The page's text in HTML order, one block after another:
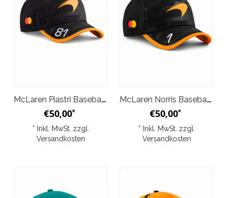
McLaren Piastri Baseballkappe Sonderedition 1000. Grand Prix 2026
€50,00*
* Inkl. MwSt. zzgl.
Versandkosten
McLaren Norris Baseballkappe Sonderedition 1000. Grand Prix Papaya 2026
€50,00*
* Inkl. MwSt. zzgl.
Versandkosten